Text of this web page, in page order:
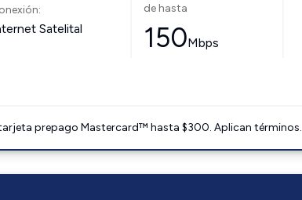
Satelital
de hasta
150Mbps
prepago Mastercard™ hasta $300. Aplican términos.